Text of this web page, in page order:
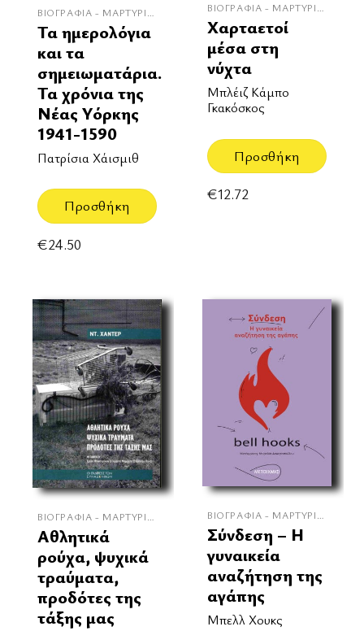
ΒΙΟΓΡΑΦΊΑ - ΜΑΡΤΥΡΊΕΣ
Τα ημερολόγια
και τα
σημειωματάρια.
Τα χρόνια της
Νέας Υόρκης
1941-1590
Πατρίσια Χάισμιθ
Προσθήκη
€24.50
ΒΙΟΓΡΑΦΊΑ - ΜΑΡΤΥΡΊΕΣ
Χαρταετοί
μέσα στη
νύχτα
Μπλέιζ Κάμπο
Γκακόσκος
Προσθήκη
€12.72
ΒΙΟΓΡΑΦΊΑ - ΜΑΡΤΥΡΊΕΣ
Αθλητικά
ρούχα, ψυχικά
τραύματα,
προδότες της
τάξης μας
ΒΙΟΓΡΑΦΊΑ - ΜΑΡΤΥΡΊΕΣ
Σύνδεση – Η
γυναικεία
αναζήτηση της
αγάπης
Μπελλ Χουκς